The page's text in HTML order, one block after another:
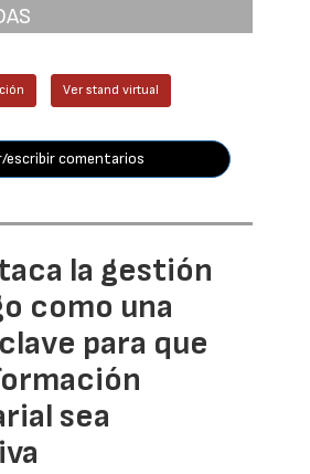
Ver stand virtual
escribir comentarios
la gestión
como una
para que
sea